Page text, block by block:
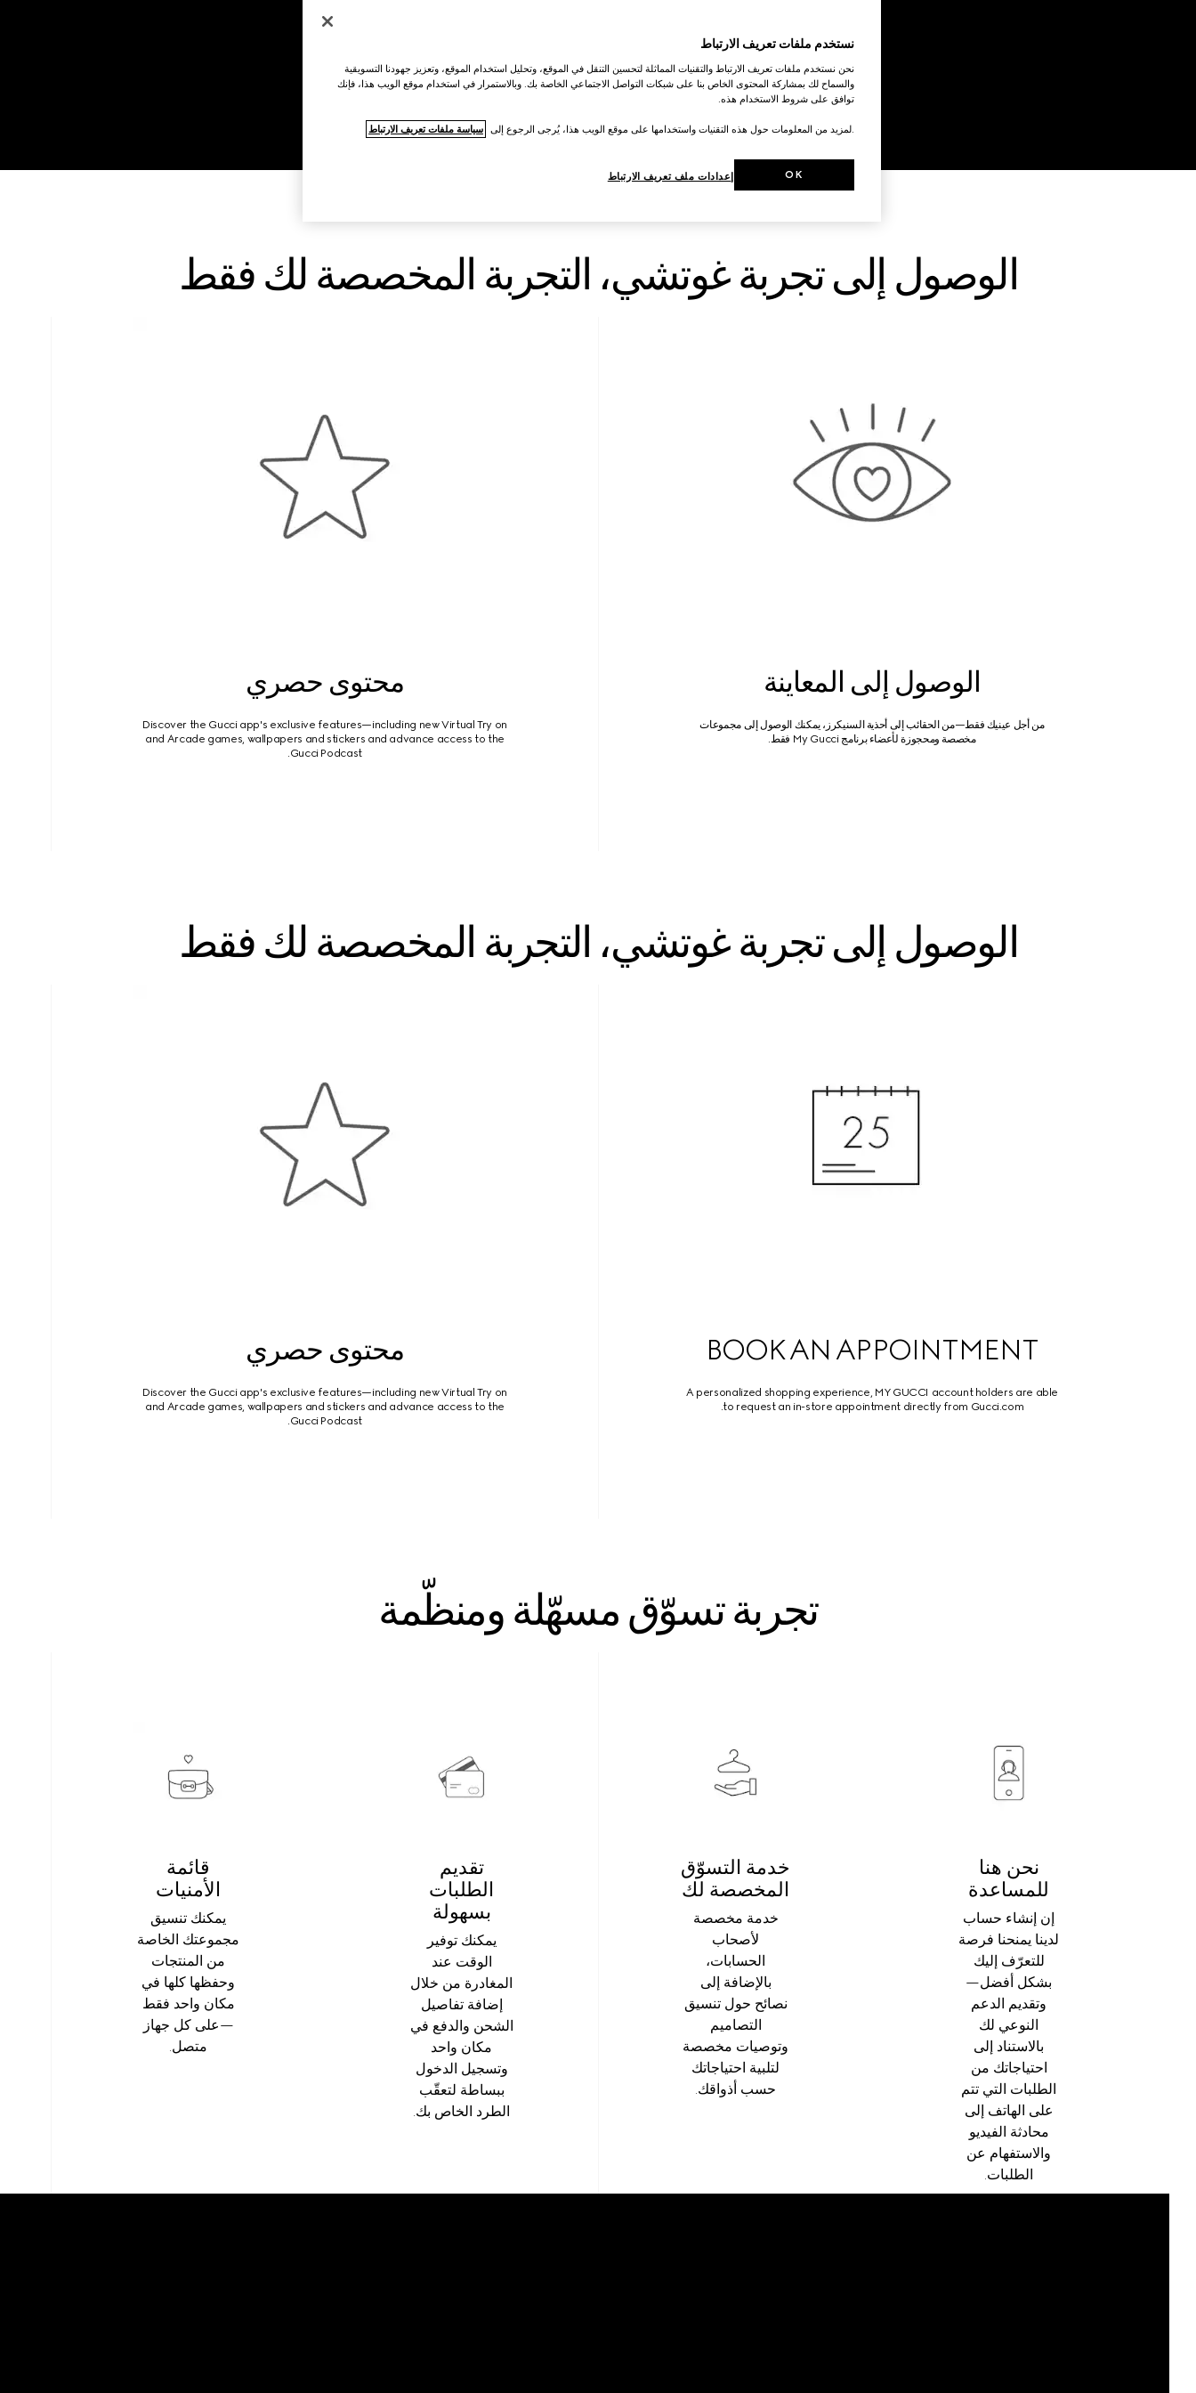
الوصول إلى تجربة غوتشي، التجربة المخصصة لك فقط
الوصول إلى المعاينة
من أجل عينيك فقط—من الحقائب إلى أحذية السنيكرز، يمكنك الوصول إلى مجموعات
مخصصة ومحجوزة لأعضاء برنامج My Gucci فقط.
محتوى حصري
Discover the Gucci app's exclusive features—including new Virtual Try on
and Arcade games, wallpapers and stickers and advance access to the
Gucci Podcast.
الوصول إلى تجربة غوتشي، التجربة المخصصة لك فقط
BOOK AN APPOINTMENT
A personalized shopping experience, MY GUCCI account holders are able
to request an in-store appointment directly from Gucci.com.
محتوى حصري
Discover the Gucci app's exclusive features—including new Virtual Try on
and Arcade games, wallpapers and stickers and advance access to the
Gucci Podcast.
تجربة تسوّق مسهّلة ومنظّمة
نحن هنا
للمساعدة
إن إنشاء حساب
لدينا يمنحنا فرصة
للتعرّف إليك
بشكل أفضل—
وتقديم الدعم
النوعي لك
بالاستناد إلى
احتياجاتك من
الطلبات التي تتم
على الهاتف إلى
محادثة الفيديو
والاستفهام عن
الطلبات.
خدمة التسوّق
المخصصة لك
خدمة مخصصة
لأصحاب
الحسابات،
بالإضافة إلى
نصائح حول تنسيق
التصاميم
وتوصيات مخصصة
لتلبية احتياجاتك
حسب أذواقك.
تقديم
الطلبات
بسهولة
يمكنك توفير
الوقت عند
المغادرة من خلال
إضافة تفاصيل
الشحن والدفع في
مكان واحد
وتسجيل الدخول
ببساطة لتعقّب
الطرد الخاص بك.
قائمة
الأمنيات
يمكنك تنسيق
مجموعتك الخاصة
من المنتجات
وحفظها كلها في
مكان واحد فقط
—على كل جهاز
متصل.
نستخدم ملفات تعريف الارتباط
نحن نستخدم ملفات تعريف الارتباط والتقنيات المماثلة لتحسين التنقل في الموقع، وتحليل استخدام الموقع، وتعزيز جهودنا التسويقية
والسماح لك بمشاركة المحتوى الخاص بنا على شبكات التواصل الاجتماعي الخاصة بك. وبالاستمرار في استخدام موقع الويب هذا، فإنك
توافق على شروط الاستخدام هذه.
.لمزيد من المعلومات حول هذه التقنيات واستخدامها على موقع الويب هذا، يُرجى الرجوع إلى سياسة ملفات تعريف الارتباط
إعدادات ملف تعريف الارتباط OK